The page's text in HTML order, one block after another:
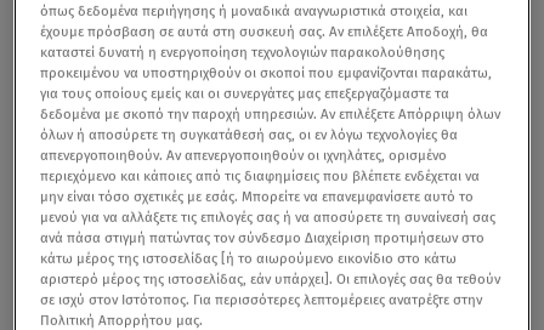
To βίντεο που ανήρτησε η Γαρυφαλλιά στα Instastories της από το
ξενοδοχείο της στη Χαλκιδική
Οι φήμες που θέλουν τονΧρήστο Μάστορανα είναι
ερωτευμένος ξανά και αυτή τη φορά με μία από τις πιο
εντυπωσιακές Ελληνίδες, «φούντωσαν» ξανά.
όπως δεδομένα περιήγησης ή μοναδικά αναγνωριστικά στοιχεία, και
έχουμε πρόσβαση σε αυτά στη συσκευή σας. Αν επιλέξετε Αποδοχή, θα
καταστεί δυνατή η ενεργοποίηση τεχνολογιών παρακολούθησης
προκειμένου να υποστηριχθούν οι σκοποί που εμφανίζονται παρακάτω,
για τους οποίους εμείς και οι συνεργάτες μας επεξεργαζόμαστε τα
δεδομένα με σκοπό την παροχή υπηρεσιών. Αν επιλέξετε Απόρριψη όλων
όλων ή αποσύρετε τη συγκατάθεσή σας, οι εν λόγω τεχνολογίες θα
απενεργοποιηθούν. Αν απενεργοποιηθούν οι ιχνηλάτες, ορισμένο
περιεχόμενο και κάποιες από τις διαφημίσεις που βλέπετε ενδέχεται να
μην είναι τόσο σχετικές με εσάς. Μπορείτε να επανεμφανίσετε αυτό το
μενού για να αλλάξετε τις επιλογές σας ή να αποσύρετε τη συναίνεσή σας
ανά πάσα στιγμή πατώντας τον σύνδεσμο Διαχείριση προτιμήσεων στο
κάτω μέρος της ιστοσελίδας [ή το αιωρούμενο εικονίδιο στο κάτω
αριστερό μέρος της ιστοσελίδας, εάν υπάρχει]. Οι επιλογές σας θα τεθούν
σε ισχύ στον Ιστότοπος. Για περισσότερες λεπτομέρειες ανατρέξτε στην
Πολιτική Απορρήτου μας.